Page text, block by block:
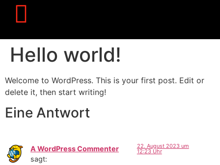
Hello world!
Welcome to WordPress. This is your first post. Edit or
delete it, then start writing!
Eine Antwort
A WordPress Commenter
sagt:
22. August 2023 um
12:23 Uhr